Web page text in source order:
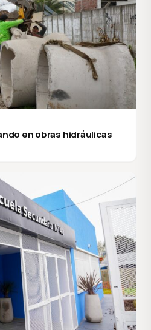
en obras hidráulicas